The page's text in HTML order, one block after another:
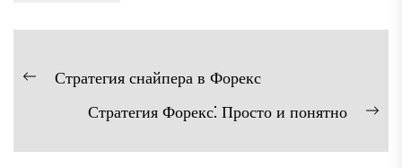
Навигация
Предыдущая
Стратегия снайпера в Форекс
Стратегия Форекс⁚ Просто и понятно